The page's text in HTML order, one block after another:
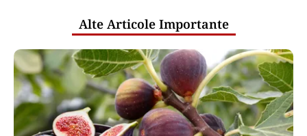
Alte Articole Importante